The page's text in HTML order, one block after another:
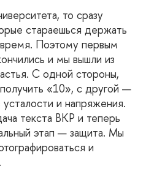
то сразу
стараешься держать
Поэтому первым
и мы вышли из
С одной стороны,
«10», с другой —
и напряжения.
текста ВКР и теперь
этап — защита. Мы
и